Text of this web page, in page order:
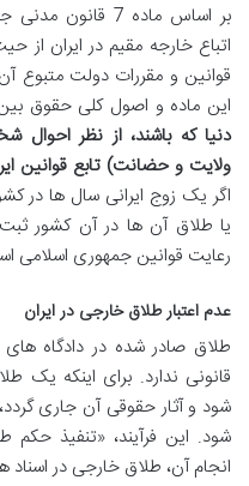
بر اساس ماده 7
اتباع خارجه مقیم در ایران از
قوانین و مقررات دولت متبوع
این ماده و اصول کلی حقوق
دنیا که باشند، از نظر احوال
ولایت و حضانت) تابع قوانین
اگر یک زوج ایرانی سال ها در
یا طلاق آن ها در آن کشور ثبت
رعایت قوانین جمهوری اسلامی
عدم اعتبار طلاق خارجی در ایران
طلاق صادر شده در دادگاه های
قانونی ندارد. برای اینکه یک
شود و آثار حقوقی آن جاری
شود. این فرآیند، «تنفیذ
انجام آن، طلاق خارجی در